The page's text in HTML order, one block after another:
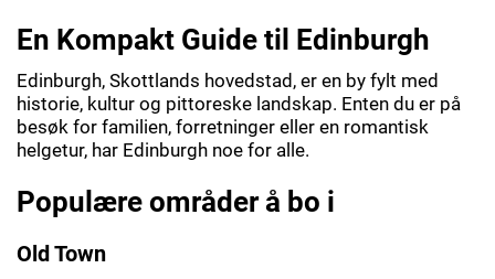
En Kompakt Guide til Edinburgh
Edinburgh, Skottlands hovedstad, er en by fylt med
historie, kultur og pittoreske landskap. Enten du er på
besøk for familien, forretninger eller en romantisk
helgetur, har Edinburgh noe for alle.
Populære områder å bo i
Old Town